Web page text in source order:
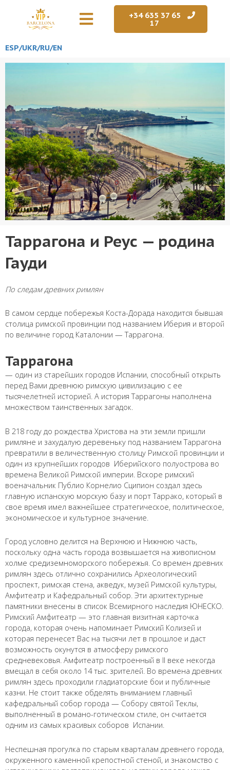
+34 635 37 65
17
ESP/UKR/RU/EN
Таррагона и Реус — родина
Гауди
По следам древних римлян
В самом сердце побережья Коста-Дорада находится бывшая
столица римской провинции под названием Иберия и второй
по величине город Каталонии — Таррагона.
Таррагона
— один из старейших городов Испании, способный открыть
перед Вами древнюю римскую цивилизацию с ее
тысячелетней историей. А история Таррагоны наполнена
множеством таинственных загадок.
В 218 году до рождества Христова на эти земли пришли
римляне и захудалую деревеньку под названием Таррагона
превратили в величественную столицу Римской провинции и
один из крупнейших городов Иберийского полуострова во
времена Великой Римской империи. Вскоре римский
военачальник Публио Корнелио Сципион создал здесь
главную испанскую морскую базу и порт Таррако, который в
свое время имел важнейшее стратегическое, политическое,
экономическое и культурное значение.
Город условно делится на Верхнюю и Нижнюю часть,
поскольку одна часть города возвышается на живописном
холме средиземноморского побережья. Со времен древних
римлян здесь отлично сохранились Археологический
проспект, римская стена, акведук, музей Римской культуры,
Амфитеатр и Кафедральный собор. Эти архитектурные
памятники внесены в список Всемирного наследия ЮНЕСКО.
Римский Амфитеатр — это главная визитная карточка
города, которая очень напоминает Римский Колизей и
которая перенесет Вас на тысячи лет в прошлое и даст
возможность окунутся в атмосферу римского
средневековья. Амфитеатр построенный в II веке некогда
вмещал в себя около 14 тыс. зрителей. Во времена древних
римлян здесь проходили гладиаторские бои и публичные
казни. Не стоит также обделять вниманием главный
кафедральный собор города — Собору святой Теклы,
выполненный в романо-готическом стиле, он считается
одним из самых красивых соборов Испании.
Неспешная прогулка по старым кварталам древнего города,
окруженного каменной крепостной стеной, и знакомство с